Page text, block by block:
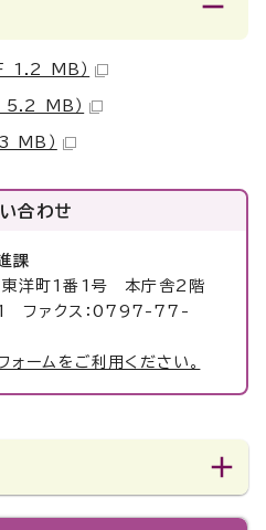
1.2 MB）
5.2 MB）
MB）
合わせ
課
洋町1番1号 本庁舎2階
ファクス：0797-77-
ームをご利用ください。